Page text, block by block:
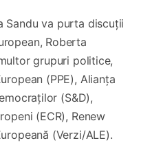
Sandu va purta discuții
Roberta
grupuri politice,
(PPE), Alianța
(S&D),
(ECR), Renew
(Verzi/ALE).